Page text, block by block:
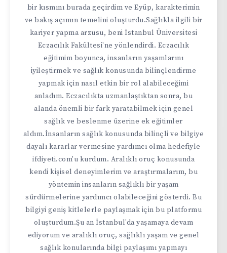
bir kısmını burada geçirdim ve Eyüp, karakterimin
ve bakış açımın temelini oluşturdu.Sağlıkla ilgili bir
kariyer yapma arzusu, beni İstanbul Üniversitesi
Eczacılık Fakültesi'ne yönlendirdi. Eczacılık
eğitimim boyunca, insanların yaşamlarını
iyileştirmek ve sağlık konusunda bilinçlendirme
yapmak için nasıl etkin bir rol alabileceğimi
anladım. Eczacılıkta uzmanlaştıktan sonra, bu
alanda önemli bir fark yaratabilmek için genel
sağlık ve beslenme üzerine ek eğitimler
aldım.İnsanların sağlık konusunda bilinçli ve bilgiye
dayalı kararlar vermesine yardımcı olma hedefiyle
ifdiyeti.com'u kurdum. Aralıklı oruç konusunda
kendi kişisel deneyimlerim ve araştırmalarım, bu
yöntemin insanların sağlıklı bir yaşam
sürdürmelerine yardımcı olabileceğini gösterdi. Bu
bilgiyi geniş kitlelerle paylaşmak için bu platformu
oluşturdum.Şu an İstanbul'da yaşamaya devam
ediyorum ve aralıklı oruç, sağlıklı yaşam ve genel
sağlık konularında bilgi paylaşımı yapmayı